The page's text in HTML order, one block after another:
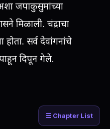
अशा जपाकुसुमांच्या
मिळाली. चंद्राचा
होता. सर्व देवांगनांचे
दिपून गेले.
☰ Chapter List